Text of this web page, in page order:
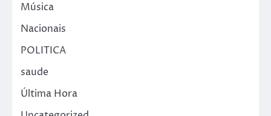
Música
Nacionais
POLITICA
saude
Última Hora